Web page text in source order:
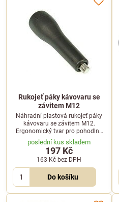
Rukojeť páky kávovaru se
závitem M12
Náhradní plastová rukojeť páky
kávovaru se závitem M12.
Ergonomický tvar pro pohodlný
úchop při každodenní přípravě
kávy.
poslední kus skladem
197 Kč
163 Kč bez DPH
Do košíku